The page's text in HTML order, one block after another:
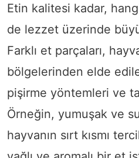
Etin kalitesi kadar,
de lezzet üzerinde
Farklı et parçaları,
bölgelerinden elde
pişirme yöntemleri ve
Örneğin, yumuşak ve
hayvanın sırt kısmı